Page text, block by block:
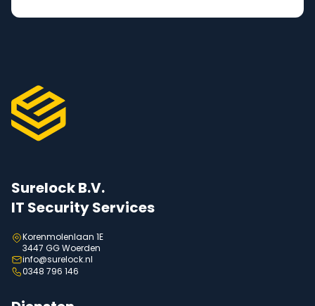
Surelock B.V.
IT Security Services
Korenmolenlaan 1E
3447 GG Woerden
info@surelock.nl
0348 796 146